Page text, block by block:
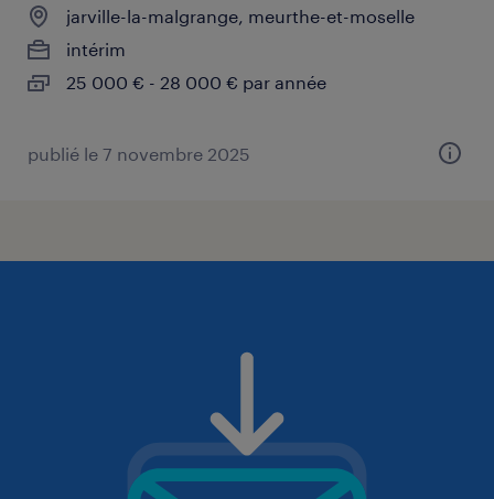
jarville-la-malgrange, meurthe-et-moselle
intérim
25 000 € - 28 000 € par année
publié le 7 novembre 2025